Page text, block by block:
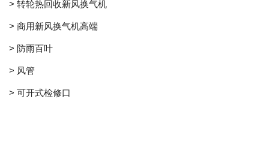
> 转轮热回收新风换气机
> 商用新风换气机高端
> 防雨百叶
> 风管
> 可开式检修口